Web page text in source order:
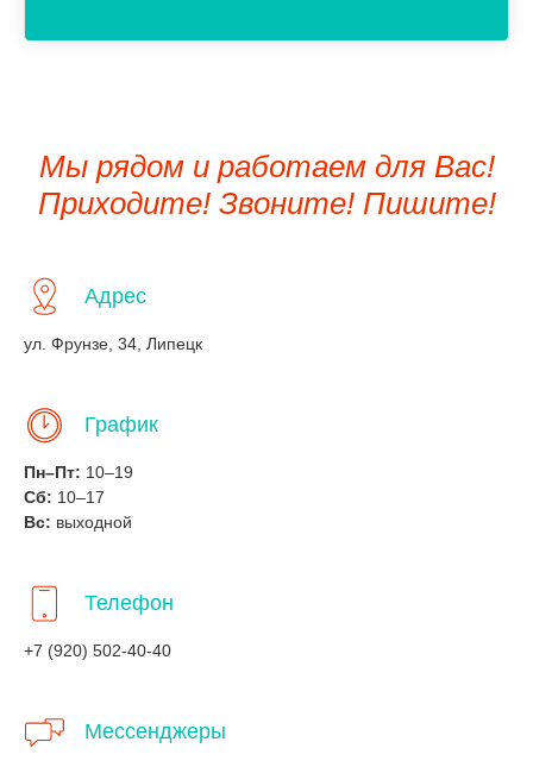
Мы рядом и работаем для Вас!
Приходите! Звоните! Пишите!
Адрес
ул. Фрунзе, 34, Липецк
График
Пн–Пт: 10–19
Сб: 10–17
Вс: выходной
Телефон
+7 (920) 502-40-40
Мессенджеры